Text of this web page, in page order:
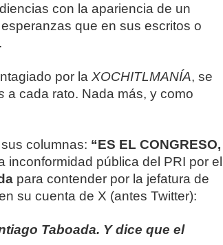
con la apariencia de un
que en sus escritos o
por la XOCHITLMANÍA, se
a cada rato. Nada más, y como
columnas: “ES EL CONGRESO,
inconformidad pública del PRI por el
para contender por la jefatura de
su cuenta de X (antes Twitter):
Taboada. Y dice que el